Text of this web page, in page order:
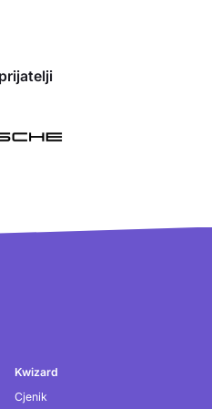
Kwizard
Cjenik